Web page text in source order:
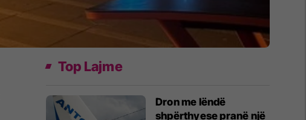
Top Lajme
Dron me lëndë
shpërthyese pranë një